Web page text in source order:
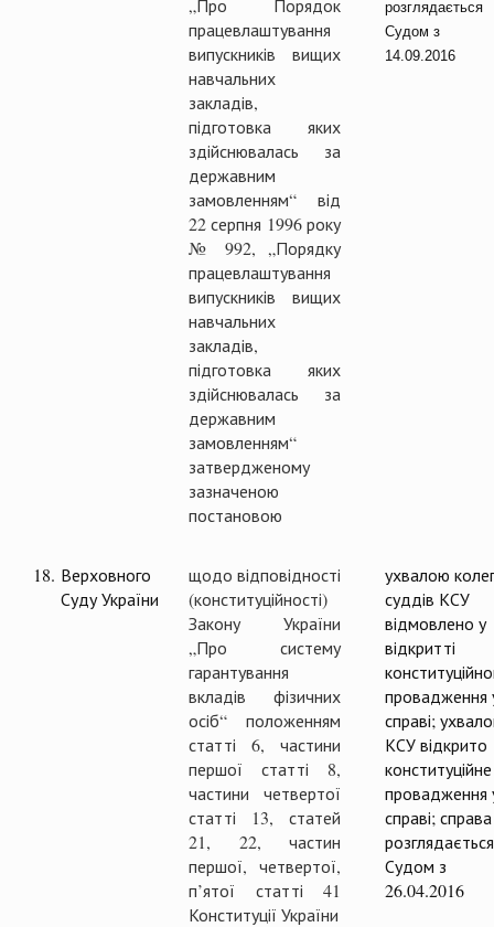
працевлаштування
випускників вищих
навчальних
закладів,
підготовка яких
здійснювалась за
державним
замовленням“ від
22 серпня 1996 року
№ 992, „Порядку
працевлаштування
випускників вищих
навчальних
закладів,
підготовка яких
здійснювалась за
державним
замовленням“
затвердженому
зазначеною
постановою
розглядається
Судом з
14.09.2016
18. Верховного
Суду України
щодо відповідності
(конституційності)
Закону України
„Про систему
гарантування
вкладів фізичних
осіб“ положенням
статті 6, частини
першої статті 8,
частини четвертої
статті 13, статей
21, 22, частин
першої, четвертої,
п’ятої статті 41
Конституції України
ухвалою
суддів КСУ
відмовлено у
відкритті
провадження
справі;
КСУ відкрито
конституційне
провадження
справі; справа
розглядається
Судом з
26.04.2016